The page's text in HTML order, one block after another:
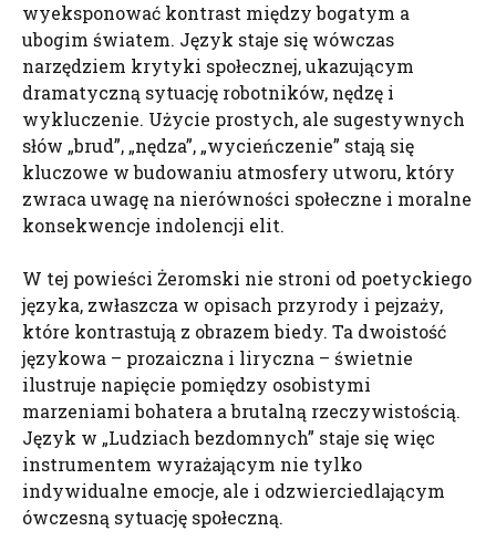
wyeksponować kontrast między bogatym a
ubogim światem. Język staje się wówczas
narzędziem krytyki społecznej, ukazującym
dramatyczną sytuację robotników, nędzę i
wykluczenie. Użycie prostych, ale sugestywnych
słów „brud”, „nędza”, „wycieńczenie” stają się
kluczowe w budowaniu atmosfery utworu, który
zwraca uwagę na nierówności społeczne i moralne
konsekwencje indolencji elit.
W tej powieści Żeromski nie stroni od poetyckiego
języka, zwłaszcza w opisach przyrody i pejzaży,
które kontrastują z obrazem biedy. Ta dwoistość
językowa – prozaiczna i liryczna – świetnie
ilustruje napięcie pomiędzy osobistymi
marzeniami bohatera a brutalną rzeczywistością.
Język w „Ludziach bezdomnych” staje się więc
instrumentem wyrażającym nie tylko
indywidualne emocje, ale i odzwierciedlającym
ówczesną sytuację społeczną.